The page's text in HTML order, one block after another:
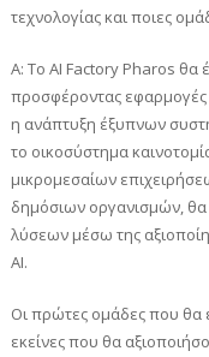
τεχνολογίας και ποιες
A: Το AI Factory Pharos θα
προσφέροντας εφαρμογές
η ανάπτυξη έξυπνων
το οικοσύστημα
μικρομεσαίων
δημόσιων οργανισμών, θα
λύσεων μέσω της
AI.
Οι πρώτες ομάδες που θα
εκείνες που θα